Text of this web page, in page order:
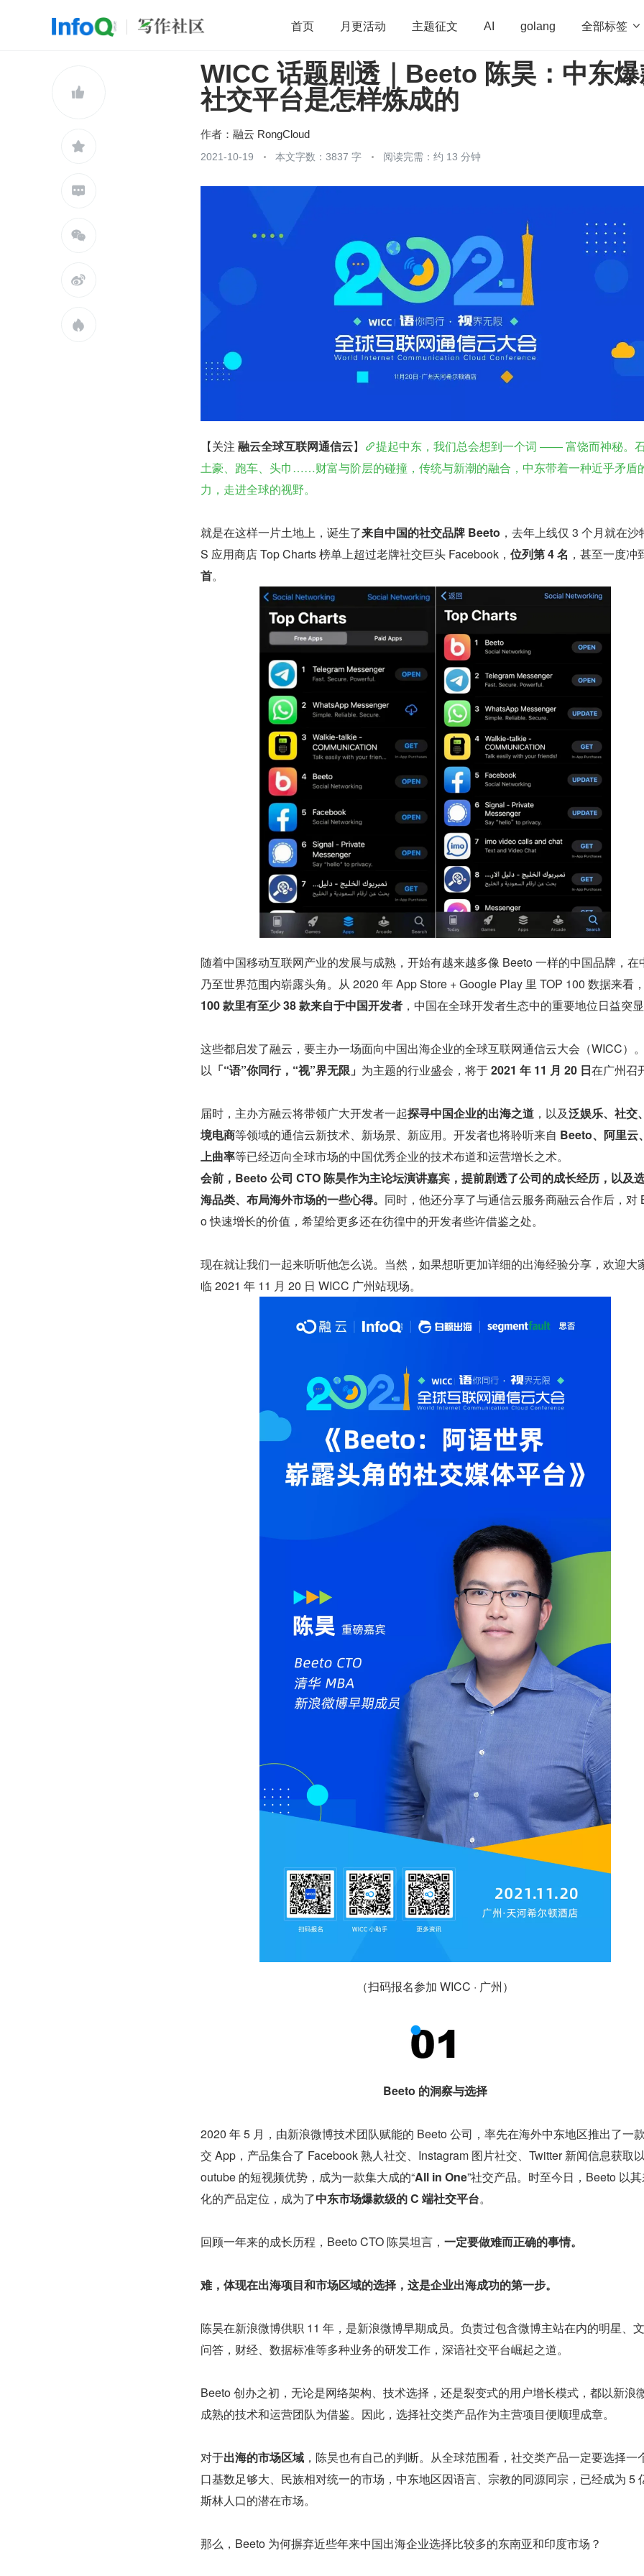
首页 月更活动 主题征文 AI golang 全部标签 
开源 架构 OpenHarmony 算法 学习方法 Web3.0 高
前端 团队管理 程序员 运维 深度思考






WICC 话题剧透｜Beeto 陈昊：中东
社交平台是怎样炼成的
作者： 融云 RongCloud
2021-10-19 本文字数：3837 字 阅读完需：约 13 分钟
【关注 融云全球互联网通信云】
提起中东，我们总会想到一个词 —— 富饶而神秘。
土豪、跑车、头巾……财富与阶层的碰撞，传统与新潮的融合，中东带着一种近乎矛盾
力，走进全球的视野。
就是在这样一片土地上，诞生了来自中国的社交品牌 Beeto ，去年上线仅 3 个月就在沙
S 应用商店 Top Charts 榜单上超过老牌社交巨头 Facebook， 位列第 4 名 ，甚至一度冲
首。
随着中国移动互联网产业的发展与成熟，开始有越来越多像 Beeto 一样的中国品牌，在
乃至世界范围内崭露头角。从 2020 年 App Store + Google Play 里 TOP 100 数据来看
100 款里有至少 38 款来自于中国开发者 ，中国在全球开发者生态中的重要地位日益突
这些都启发了融云，要主办一场面向中国出海企业的全球互联网通信云大会（WICC）
以 「“语”你同行，“视”界无限」 为主题的行业盛会，将于 2021 年 11 月 20 日在广州召
届时，主办方融云将带领广大开发者一起探寻中国企业的出海之道 ，以及泛娱乐、社交
境电商等领域的通信云新技术、新场景、新应用。开发者也将聆听来自 Beeto、阿里云
上曲率等已经迈向全球市场的中国优秀企业的技术布道和运营增长之术。
会前，Beeto 公司 CTO 陈昊作为主论坛演讲嘉宾，提前剧透了公司的成长经历，以及
海品类、布局海外市场的一些心得。 同时，他还分享了与通信云服务商融云合作后，对
o 快速增长的价值，希望给更多还在彷徨中的开发者些许借鉴之处。
现在就让我们一起来听听他怎么说。当然，如果想听更加详细的出海经验分享，欢迎大
临 2021 年 11 月 20 日 WICC 广州站现场。
（扫码报名参加 WICC · 广州）
Beeto 的洞察与选择
2020 年 5 月，由新浪微博技术团队赋能的 Beeto 公司，率先在海外中东地区推出了一
交 App，产品集合了 Facebook 熟人社交、Instagram 图片社交、Twitter 新闻信息获取
outube 的短视频优势，成为一款集大成的“All in One”社交产品。时至今日，Beeto 以
化的产品定位，成为了中东市场爆款级的 C 端社交平台。
回顾一年来的成长历程，Beeto CTO 陈昊坦言， 一定要做难而正确的事情。
难，体现在出海项目和市场区域的选择，这是企业出海成功的第一步。
陈昊在新浪微博供职 11 年，是新浪微博早期成员。负责过包含微博主站在内的明星、
问答，财经、数据标准等多种业务的研发工作，深谙社交平台崛起之道。
Beeto 创办之初，无论是网络架构、技术选择，还是裂变式的用户增长模式，都以新浪
成熟的技术和运营团队为借鉴。因此，选择社交类产品作为主营项目便顺理成章。
对于出海的市场区域 ，陈昊也有自己的判断。从全球范围看，社交类产品一定要选择一
口基数足够大、民族相对统一的市场，中东地区因语言、宗教的同源同宗，已经成为 5
斯林人口的潜在市场。
那么，Beeto 为何摒弃近些年来中国出海企业选择比较多的东南亚和印度市场？